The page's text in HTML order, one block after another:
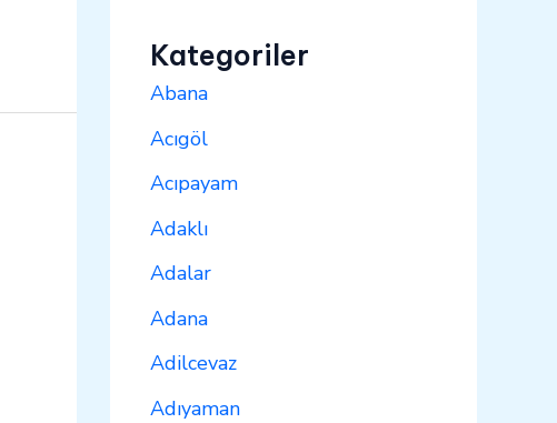
Kategoriler
Abana
Acıgöl
Acıpayam
Adaklı
Adalar
Adana
Adilcevaz
Adıyaman